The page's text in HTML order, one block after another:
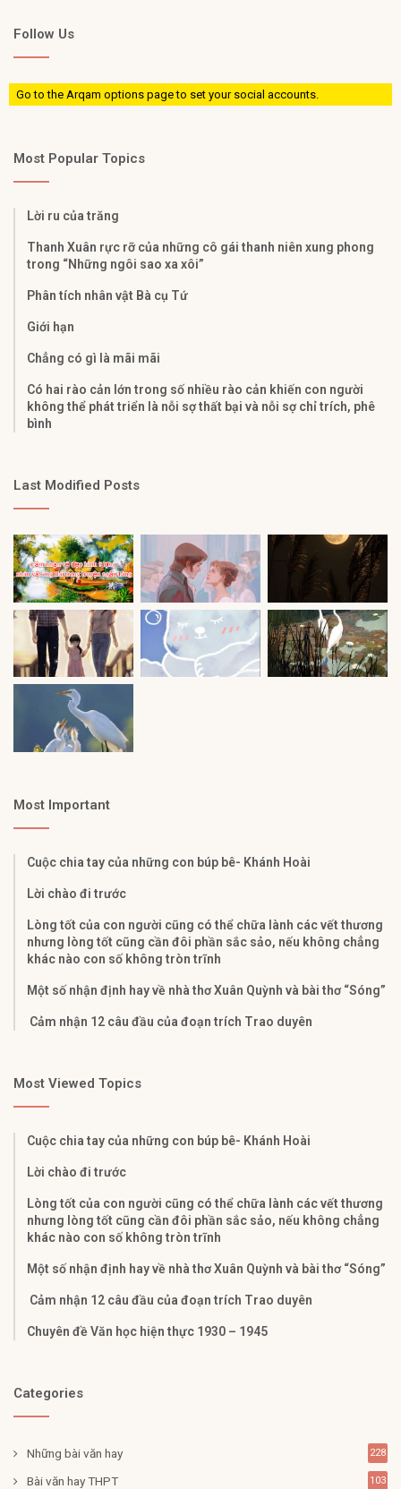
Follow Us
Go to the Arqam options page to set your social accounts.
Most Popular Topics
Lời ru của trăng
Thanh Xuân rực rỡ của những cô gái thanh niên xung phong
trong “Những ngôi sao xa xôi”
Phân tích nhân vật Bà cụ Tứ
Giới hạn
Chẳng có gì là mãi mãi
Có hai rào cản lớn trong số nhiều rào cản khiến con người
không thể phát triển là nỗi sợ thất bại và nỗi sợ chỉ trích, phê
bình
Last Modified Posts
Most Important
Cuộc chia tay của những con búp bê- Khánh Hoài
Lời chào đi trước
Lòng tốt của con người cũng có thể chữa lành các vết thương
nhưng lòng tốt cũng cần đôi phần sắc sảo, nếu không chẳng
khác nào con số không tròn trĩnh
Một số nhận định hay về nhà thơ Xuân Quỳnh và bài thơ “Sóng”
Cảm nhận 12 câu đầu của đoạn trích Trao duyên
Most Viewed Topics
Cuộc chia tay của những con búp bê- Khánh Hoài
Lời chào đi trước
Lòng tốt của con người cũng có thể chữa lành các vết thương
nhưng lòng tốt cũng cần đôi phần sắc sảo, nếu không chẳng
khác nào con số không tròn trĩnh
Một số nhận định hay về nhà thơ Xuân Quỳnh và bài thơ “Sóng”
Cảm nhận 12 câu đầu của đoạn trích Trao duyên
Chuyên đề Văn học hiện thực 1930 – 1945
Categories
Những bài văn hay 228
Bài văn hay THPT 103